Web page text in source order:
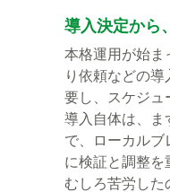
導入決定から
本格運用が始ま
り依頼などの
要し、スケジュ
導入自体は、ま
で、ローカル
に検証と調整を
むしろ苦労し